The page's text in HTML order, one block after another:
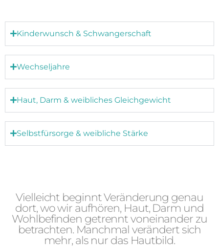
Kinderwunsch & Schwangerschaft
Wechseljahre
Haut, Darm & weibliches Gleichgewicht
Selbstfürsorge & weibliche Stärke
Vielleicht beginnt Veränderung genau
dort, wo wir aufhören, Haut, Darm und
Wohlbefinden getrennt voneinander zu
betrachten. Manchmal verändert sich
mehr, als nur das Hautbild.